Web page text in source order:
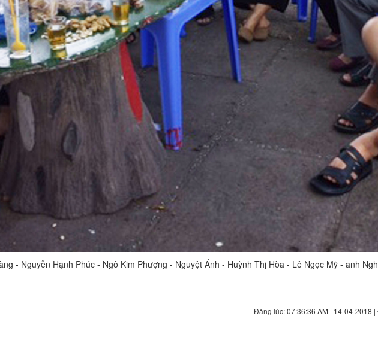
- Nguyễn Hạnh Phúc - Ngô Kim Phượng - Nguyệt Ánh - Huỳnh Thị Hòa - Lê Ngọc Mỹ - anh
Đăng lúc: 07:36:36 AM | 14-04-2018